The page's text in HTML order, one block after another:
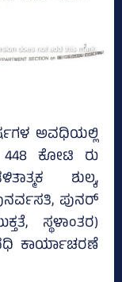
ಅವಧಿಯಲ್ಲಿ
448 ಕೋಟಿ ರು
ಶುಲ್ಕ,
ಪುನರ್
ಸ್ಥಳಾಂತರ)
ಕಾರ್ಯಾಚರಣೆ